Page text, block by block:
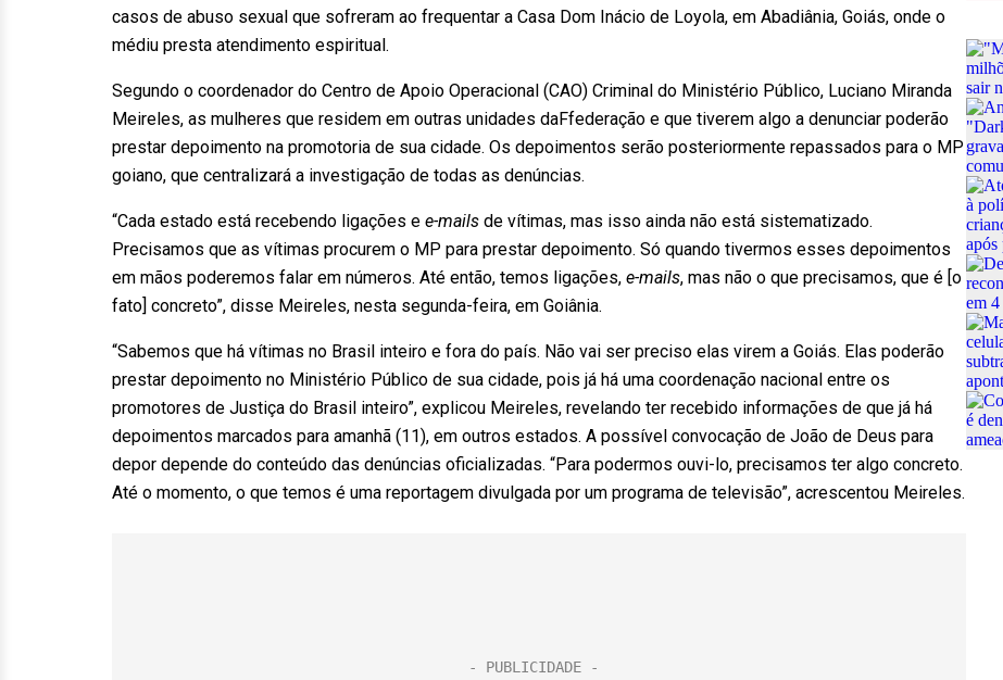
casos de abuso sexual que sofreram ao frequentar a Casa Dom Inácio de Loyola, em Abadiânia, Goiás, onde o
médiu presta atendimento espiritual.
Segundo o coordenador do Centro de Apoio Operacional (CAO) Criminal do Ministério Público, Luciano Miranda
Meireles, as mulheres que residem em outras unidades daFfederação e que tiverem algo a denunciar poderão
prestar depoimento na promotoria de sua cidade. Os depoimentos serão posteriormente repassados para o MP
goiano, que centralizará a investigação de todas as denúncias.
“Cada estado está recebendo ligações e e-mails de vítimas, mas isso ainda não está sistematizado.
Precisamos que as vítimas procurem o MP para prestar depoimento. Só quando tivermos esses depoimentos
em mãos poderemos falar em números. Até então, temos ligações, e-mails, mas não o que precisamos, que é [o
fato] concreto”, disse Meireles, nesta segunda-feira, em Goiânia.
“Sabemos que há vítimas no Brasil inteiro e fora do país. Não vai ser preciso elas virem a Goiás. Elas poderão
prestar depoimento no Ministério Público de sua cidade, pois já há uma coordenação nacional entre os
promotores de Justiça do Brasil inteiro”, explicou Meireles, revelando ter recebido informações de que já há
depoimentos marcados para amanhã (11), em outros estados. A possível convocação de João de Deus para
depor depende do conteúdo das denúncias oficializadas. “Para podermos ouvi-lo, precisamos ter algo concreto.
Até o momento, o que temos é uma reportagem divulgada por um programa de televisão”, acrescentou Meireles.